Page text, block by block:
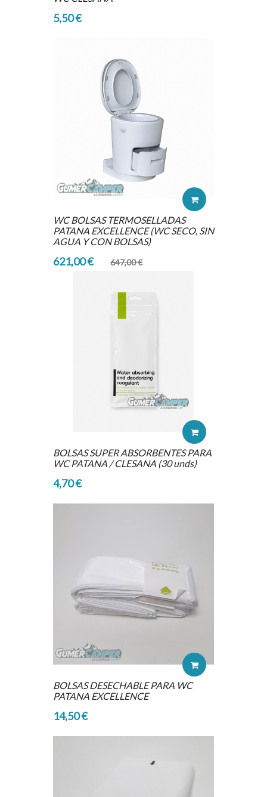
5,50 €
WC BOLSAS TERMOSELLADAS
PATANA EXCELLENCE (WC SECO, SIN
AGUA Y CON BOLSAS)
621,00 € 647,00 €
BOLSAS SUPER ABSORBENTES PARA
WC PATANA / CLESANA (30 unds)
4,70 €
BOLSAS DESECHABLE PARA WC
PATANA EXCELLENCE
14,50 €